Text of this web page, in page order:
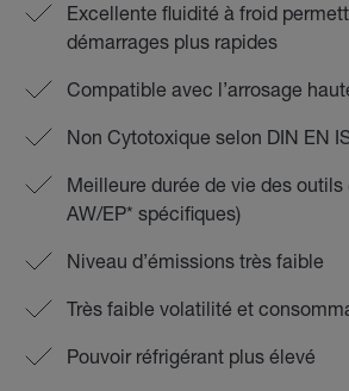
Excellente fluidité à froid
démarrages plus rapides
Compatible avec l’arrosage
Non Cytotoxique selon DIN EN
Meilleure durée de vie des outils
AW/EP* spécifiques)
Niveau d’émissions très faible
Très faible volatilité et
Pouvoir réfrigérant plus élevé